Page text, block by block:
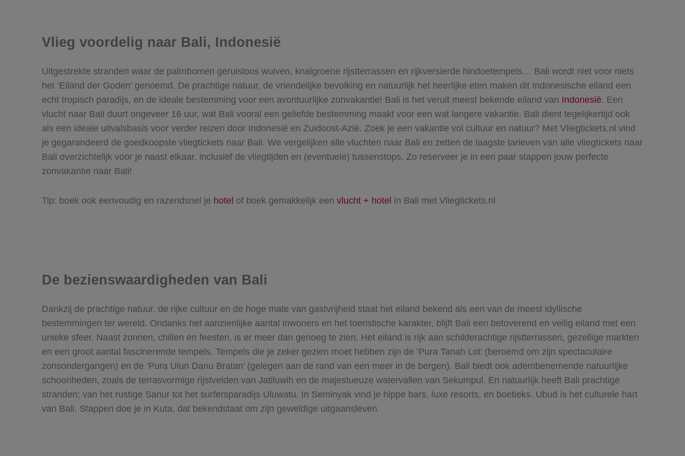
Vlieg voordelig naar Bali, Indonesië
Uitgestrekte stranden waar de palmbomen geruisloos wuiven, knalgroene rijstterrassen en rijkversierde hindoetempels… Bali wordt niet voor niets
het ‘Eiland der Goden’ genoemd. De prachtige natuur, de vriendelijke bevolking en natuurlijk het heerlijke eten maken dit Indonesische eiland een
echt tropisch paradijs, en de ideale bestemming voor een avontuurlijke zonvakantie! Bali is het veruit meest bekende eiland van Indonesië. Een
vlucht naar Bali duurt ongeveer 16 uur, wat Bali vooral een geliefde bestemming maakt voor een wat langere vakantie. Bali dient tegelijkertijd ook
als een ideale uitvalsbasis voor verder reizen door Indonesië en Zuidoost-Azië. Zoek je een vakantie vol cultuur en natuur? Met Vliegtickets.nl vind
je gegarandeerd de goedkoopste vliegtickets naar Bali. We vergelijken alle vluchten naar Bali en zetten de laagste tarieven van alle vliegtickets naar
Bali overzichtelijk voor je naast elkaar, inclusief de vliegtijden en (eventuele) tussenstops. Zo reserveer je in een paar stappen jouw perfecte
zonvakantie naar Bali!
Tip: boek ook eenvoudig en razendsnel je hotel of boek gemakkelijk een vlucht + hotel in Bali met Vliegtickets.nl
De bezienswaardigheden van Bali
Dankzij de prachtige natuur, de rijke cultuur en de hoge mate van gastvrijheid staat het eiland bekend als een van de meest idyllische
bestemmingen ter wereld. Ondanks het aanzienlijke aantal inwoners en het toeristische karakter, blijft Bali een betoverend en veilig eiland met een
unieke sfeer. Naast zonnen, chillen en feesten, is er meer dan genoeg te zien. Het eiland is rijk aan schilderachtige rijstterrassen, gezellige markten
en een groot aantal fascinerende tempels. Tempels die je zeker gezien moet hebben zijn de ‘Pura Tanah Lot’ (beroemd om zijn spectaculaire
zonsondergangen) en de ‘Pura Ulun Danu Bratan’ (gelegen aan de rand van een meer in de bergen). Bali biedt ook adembenemende natuurlijke
schoonheden, zoals de terrasvormige rijstvelden van Jatiluwih en de majestueuze watervallen van Sekumpul. En natuurlijk heeft Bali prachtige
stranden; van het rustige Sanur tot het surfersparadijs Uluwatu. In Seminyak vind je hippe bars, luxe resorts, en boetieks. Ubud is het culturele hart
van Bali. Stappen doe je in Kuta, dat bekendstaat om zijn geweldige uitgaansleven.